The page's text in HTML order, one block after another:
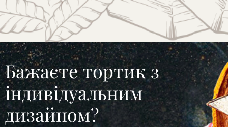
Бажаєте тортик з
індивідуальним
дизайном?